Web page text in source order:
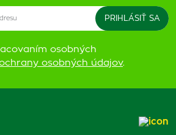
osobných
osobných údajov.